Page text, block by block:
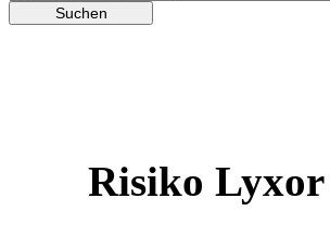
Risiko Lyxor